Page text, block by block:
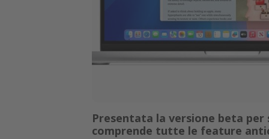
Presentata la versione beta per
comprende tutte le feature